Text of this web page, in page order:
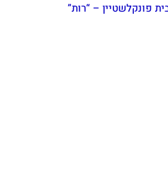
פונקלשטיין – “רות”